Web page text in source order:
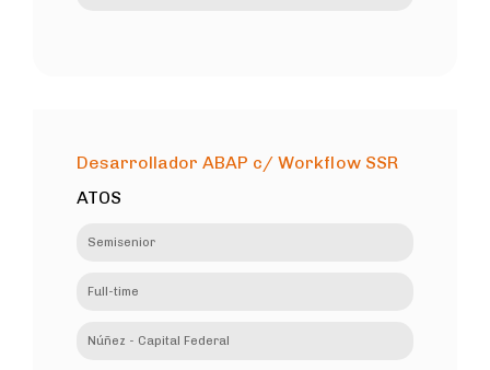
Desarrollador ABAP c/ Workflow SSR
ATOS
Semisenior
Full-time
Núñez - Capital Federal